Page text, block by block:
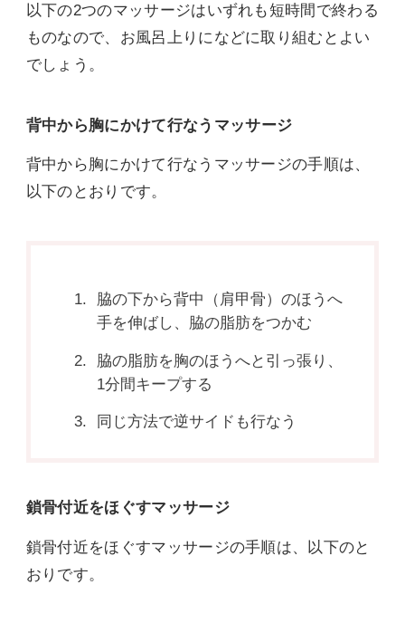
以下の2つのマッサージはいずれも短時間で終わる
ものなので、お風呂上りになどに取り組むとよい
でしょう。
背中から胸にかけて行なうマッサージ
背中から胸にかけて行なうマッサージの手順は、
以下のとおりです。
脇の下から背中（肩甲骨）のほうへ
手を伸ばし、脇の脂肪をつかむ
脇の脂肪を胸のほうへと引っ張り、
1分間キープする
同じ方法で逆サイドも行なう
鎖骨付近をほぐすマッサージ
鎖骨付近をほぐすマッサージの手順は、以下のと
おりです。